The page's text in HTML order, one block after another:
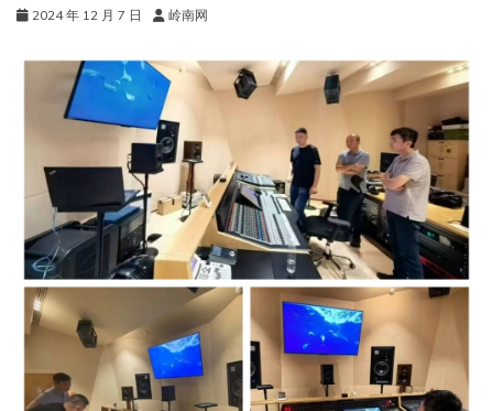
2024 年 12 月 7 日 岭南网